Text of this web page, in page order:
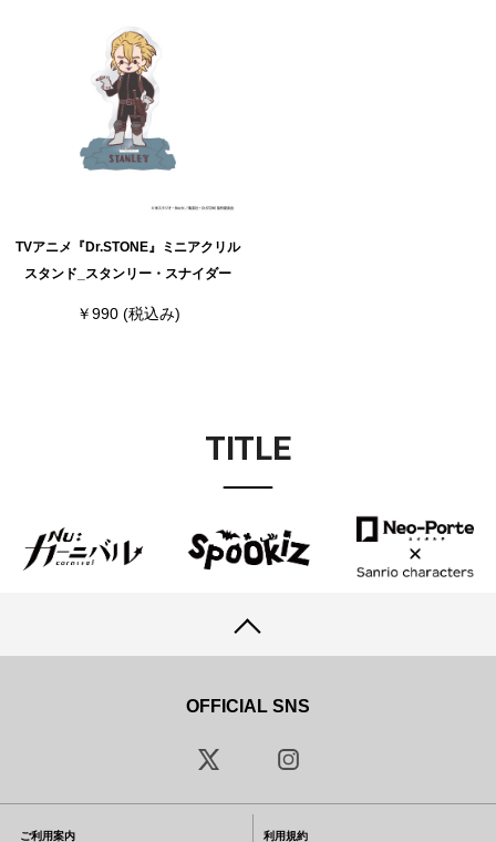
TVアニメ『Dr.STONE』ミニアクリル
スタンド_スタンリー・スナイダー
￥990 (税込み)
TITLE
OFFICIAL SNS
ご利用案内 利用規約